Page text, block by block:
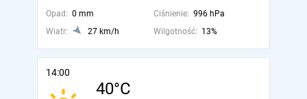
Opad: 0 mm Ciśnienie: 996 hPa
Wiatr:
27 km/h Wilgotność: 13%
14:00
40°C